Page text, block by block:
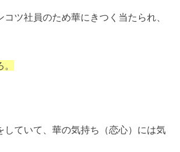
ツ社員のため華にきつく当たられ、
ていて、華の気持ち（恋心）には気